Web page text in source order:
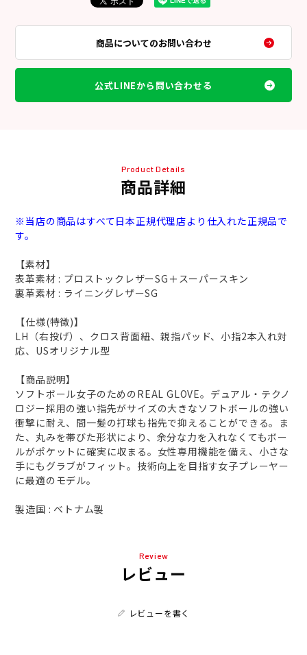
商品についてのお問い合わせ
公式LINEから問い合わせる
Product Details
商品詳細
※当店の商品はすべて日本正規代理店より仕入れた正規品で
す。
【素材】
表革素材 : プロストックレザーSG＋スーパースキン
裏革素材 : ライニングレザーSG
【仕様(特徴)】
LH（右投げ）、クロス背面紐、親指パッド、小指2本入れ対
応、USオリジナル型
【商品説明】
ソフトボール女子のためのREAL GLOVE。デュアル・テクノ
ロジー採用の強い指先がサイズの大きなソフトボールの強い
衝撃に耐え、間一髪の打球も指先で抑えることができる。ま
た、丸みを帯びた形状により、余分な力を入れなくてもボー
ルがポケットに確実に収まる。女性専用機能を備え、小さな
手にもグラブがフィット。技術向上を目指す女子プレーヤー
に最適のモデル。
製造国 : ベトナム製
Review
レビュー
レビューを書く